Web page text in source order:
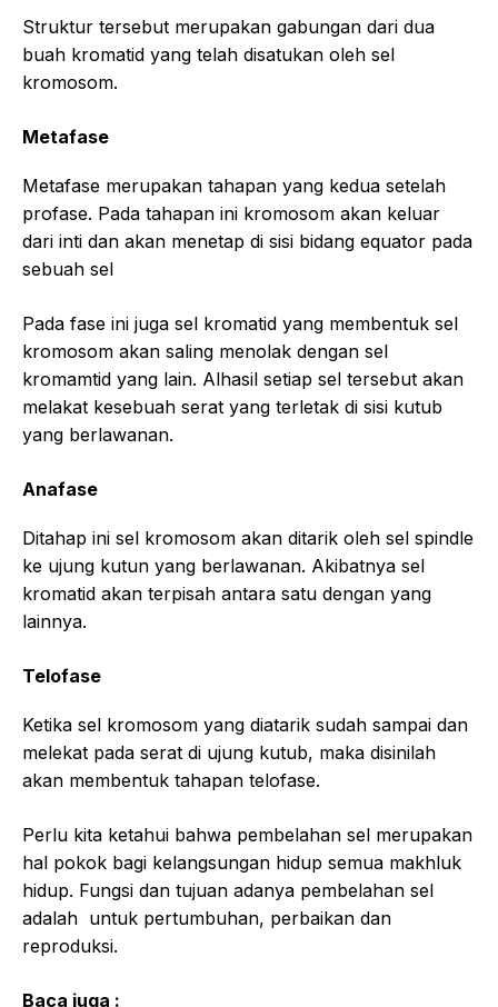
Struktur tersebut merupakan gabungan dari dua
buah kromatid yang telah disatukan oleh sel
kromosom.
Metafase
Metafase merupakan tahapan yang kedua setelah
profase. Pada tahapan ini kromosom akan keluar
dari inti dan akan menetap di sisi bidang equator pada
sebuah sel
Pada fase ini juga sel kromatid yang membentuk sel
kromosom akan saling menolak dengan sel
kromamtid yang lain. Alhasil setiap sel tersebut akan
melakat kesebuah serat yang terletak di sisi kutub
yang berlawanan.
Anafase
Ditahap ini sel kromosom akan ditarik oleh sel spindle
ke ujung kutun yang berlawanan. Akibatnya sel
kromatid akan terpisah antara satu dengan yang
lainnya.
Telofase
Ketika sel kromosom yang diatarik sudah sampai dan
melekat pada serat di ujung kutub, maka disinilah
akan membentuk tahapan telofase.
Perlu kita ketahui bahwa pembelahan sel merupakan
hal pokok bagi kelangsungan hidup semua makhluk
hidup. Fungsi dan tujuan adanya pembelahan sel
adalah untuk pertumbuhan, perbaikan dan
reproduksi.
Baca juga :